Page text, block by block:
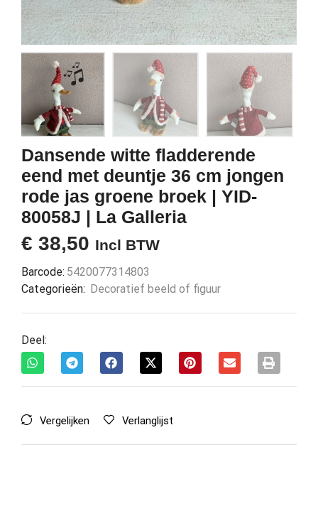
Dansende witte fladderende
eend met deuntje 36 cm jongen
rode jas groene broek | YID-
80058J | La Galleria
€ 38,50 Incl BTW
Barcode: 5420077314803
Categorieën: Decoratief beeld of figuur
Deel:
Vergelijken Verlanglijst